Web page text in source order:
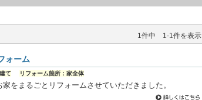
1件中 1-1件を表示
ォーム
て リフォーム箇所：家全体
家をまるごとリフォームさせていただきました。